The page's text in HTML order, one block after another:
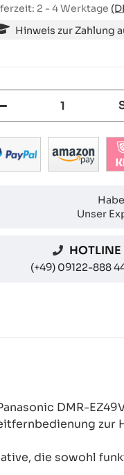
2 - 4 Werktage
Hinweis zur Zahlung
Unser
HOTLINE
(+49) 09122-888
DMR-
zur
die sowohl